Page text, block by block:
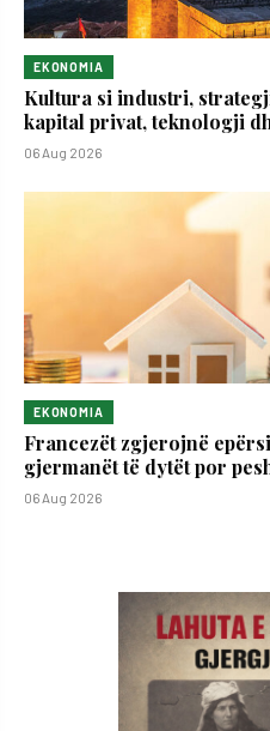
EKONOMIA
Kultura si industri,
kapital privat, teknologji
06 Aug 2026
EKONOMIA
Francezët zgjerojnë
gjermanët të dytët por
06 Aug 2026